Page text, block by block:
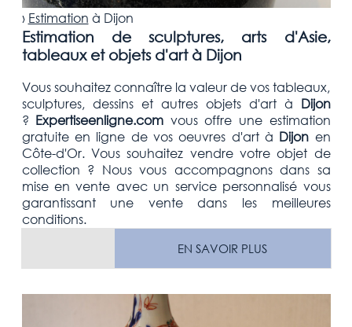
› Estimation à Dijon
Estimation de sculptures, arts d'Asie,
tableaux et objets d'art à Dijon
Vous souhaitez connaître la valeur de vos tableaux,
sculptures, dessins et autres objets d'art à Dijon
? Expertiseenligne.com vous offre une estimation
gratuiteen ligne de vos oeuvres d'art à Dijon en
Côte-d'Or.Vous souhaitez vendre votreobjet de
collection ? Nous vous accompagnons dans sa
mise en vente avec un service personnalisé vous
garantissant une vente dans les meilleures
conditions.
EN SAVOIR PLUS